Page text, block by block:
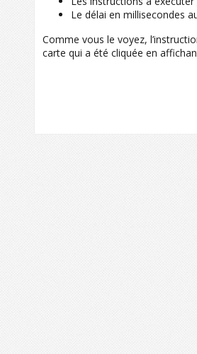
Le délai en millisecondes
Comme vous le voyez,
carte qui a été cliquée en